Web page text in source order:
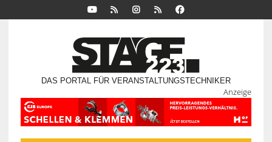
DAS PORTAL FÜR VERANSTALTUNGSTECHNIKER
Anzeige